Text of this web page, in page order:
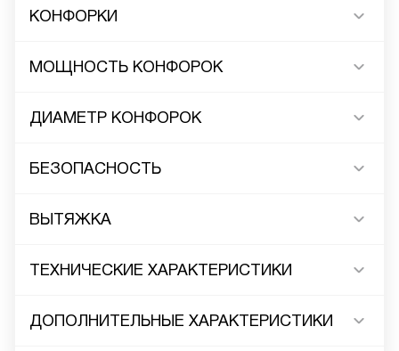
КОНФОРКИ
МОЩНОСТЬ КОНФОРОК
ДИАМЕТР КОНФОРОК
БЕЗОПАСНОСТЬ
ВЫТЯЖКА
ТЕХНИЧЕСКИЕ ХАРАКТЕРИСТИКИ
ДОПОЛНИТЕЛЬНЫЕ ХАРАКТЕРИСТИКИ